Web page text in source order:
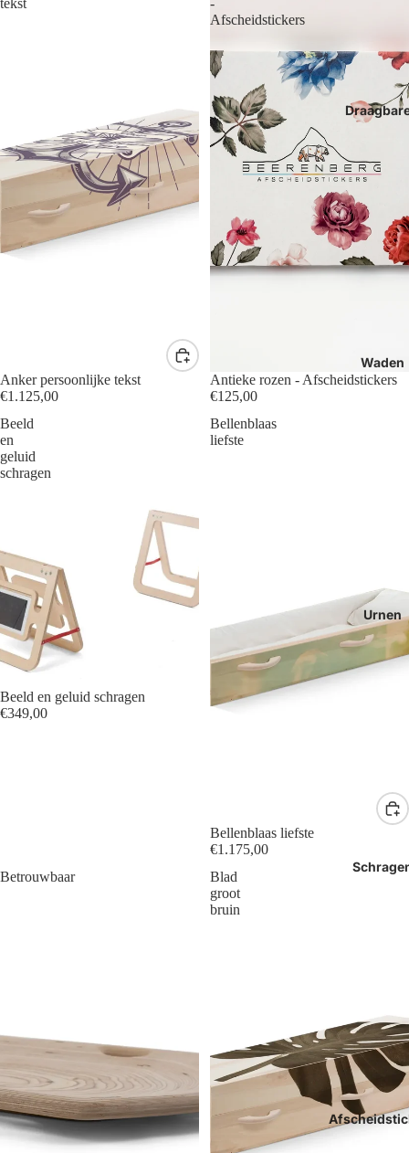
Waden
Urnen
tekst
Anker persoonlijke tekst
€1.125,00
-
Afscheidstickers
Antieke rozen - Afscheidstickers
€125,00
Beeld
en
geluid
schragen
Beeld en geluid schragen
€349,00
Bellenblaas
liefste
Bellenblaas liefste
€1.175,00
Betrouwbaar
Blad
groot
bruin